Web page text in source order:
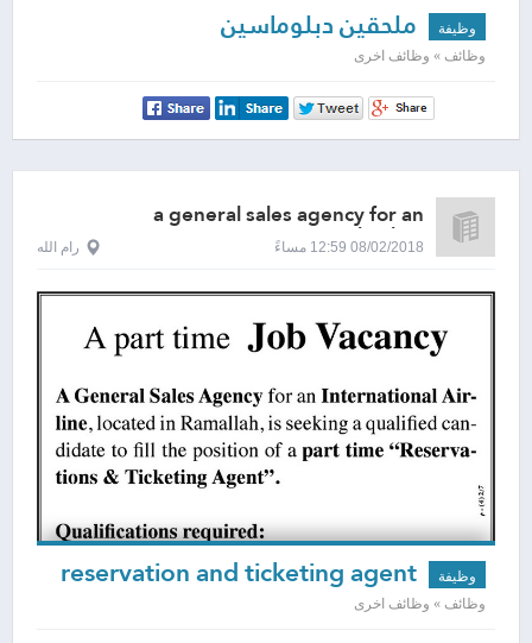
وظيفة ملحقين دبلوماسين
وظائف » وظائف اخرى
a general sales agency for an
international airline
08/02/2018 12:59 مساءً رام الله
وظيفة
وظائف » وظائف اخرى